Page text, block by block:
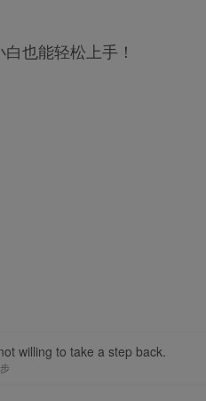
也能轻松上手！
willing to take a step back.